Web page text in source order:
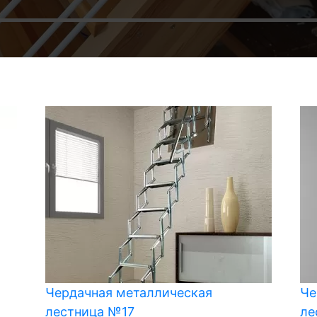
Чердачная металлическая
лестница №17